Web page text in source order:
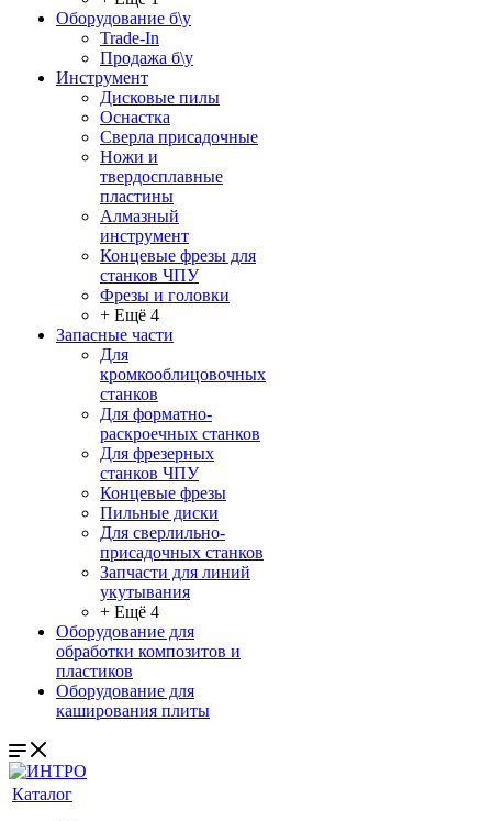
Оборудование б\у
Trade-In
Продажа б\у
Инструмент
Дисковые пилы
Оснастка
Сверла присадочные
Ножи и
твердосплавные
пластины
Алмазный
инструмент
Концевые фрезы для
станков ЧПУ
Фрезы и головки
+ Ещё 4
Запасные части
Для
кромкооблицовочных
станков
Для форматно-
раскроечных станков
Для фрезерных
станков ЧПУ
Концевые фрезы
Пильные диски
Для сверлильно-
присадочных станков
Запчасти для линий
укутывания
+ Ещё 4
Оборудование для
обработки композитов и
пластиков
Оборудование для
каширования плиты
Каталог